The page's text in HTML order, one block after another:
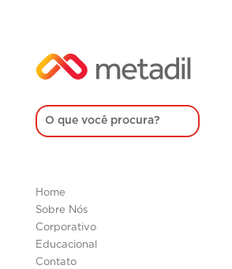
Home
Sobre Nós
Corporativo
Educacional
Contato